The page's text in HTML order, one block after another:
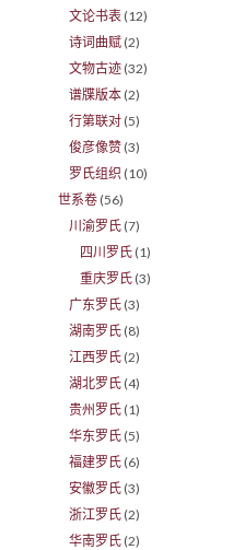
文论书表 (12)
诗词曲赋 (2)
文物古迹 (32)
谱牒版本 (2)
行第联对 (5)
俊彦像赞 (3)
罗氏组织 (10)
世系卷 (56)
川渝罗氏 (7)
四川罗氏 (1)
重庆罗氏 (3)
广东罗氏 (3)
湖南罗氏 (8)
江西罗氏 (2)
湖北罗氏 (4)
贵州罗氏 (1)
华东罗氏 (5)
福建罗氏 (6)
安徽罗氏 (3)
浙江罗氏 (2)
华南罗氏 (2)